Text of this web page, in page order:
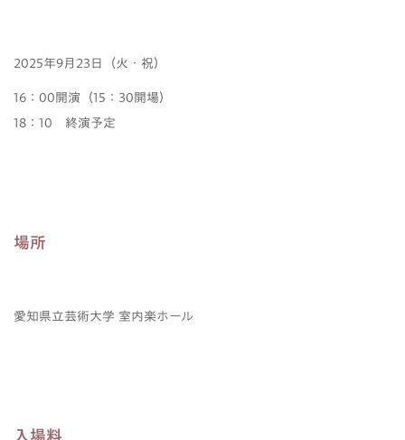
2025年9月23日（火・祝）
16：00開演（15：30開場）
18：10 終演予定
場所
愛知県立芸術大学 室内楽ホール
入場料